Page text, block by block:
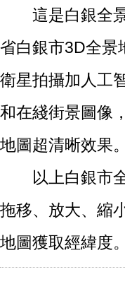
這是白銀全
省白銀市3D全景
衛星拍攝加人工
和在綫街景圖像
地圖超清晰效果。
以上白銀市
拖移、放大、縮
地圖獲取經緯度。